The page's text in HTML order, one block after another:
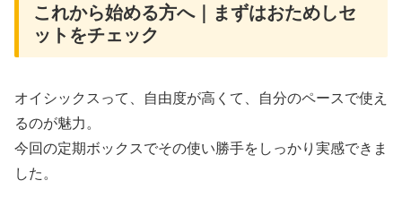
これから始める方へ｜まずはおためしセ
ットをチェック
オイシックスって、自由度が高くて、自分のペースで使え
るのが魅力。
今回の定期ボックスでその使い勝手をしっかり実感できま
した。